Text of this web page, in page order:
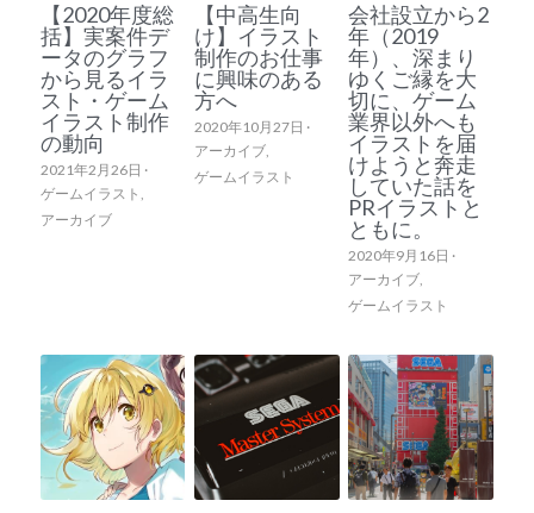
【2020年度総
括】実案件デ
ータのグラフ
から見るイラ
スト・ゲーム
イラスト制作
の動向
2021年2月26日 ·
ゲームイラスト,
アーカイブ
【中高生向
け】イラスト
制作のお仕事
に興味のある
方へ
2020年10月27日 ·
アーカイブ,
ゲームイラスト
会社設立から2
年（2019
年）、深まり
ゆくご縁を大
切に、ゲーム
業界以外へも
イラストを届
けようと奔走
していた話を
PRイラストと
ともに。
2020年9月16日 ·
アーカイブ,
ゲームイラスト